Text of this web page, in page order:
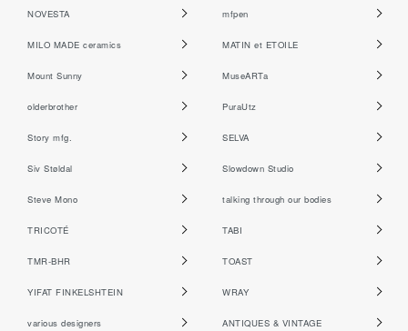
NOVESTA mfpen
MILO MADE ceramics MATIN et ETOILE
Mount Sunny MuseARTa
olderbrother PuraUtz
Story mfg. SELVA
Siv Støldal Slowdown Studio
Steve Mono talking through our bodies
TRICOTÉ TABI
TMR-BHR TOAST
YIFAT FINKELSHTEIN WRAY
various designers ANTIQUES & VINTAGE